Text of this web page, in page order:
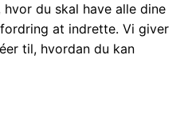
du skal have alle dine
at indrette. Vi giver
til, hvordan du kan